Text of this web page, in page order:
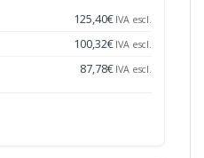
125,40€ IVA escl.
100,32€ IVA escl.
87,78€ IVA escl.